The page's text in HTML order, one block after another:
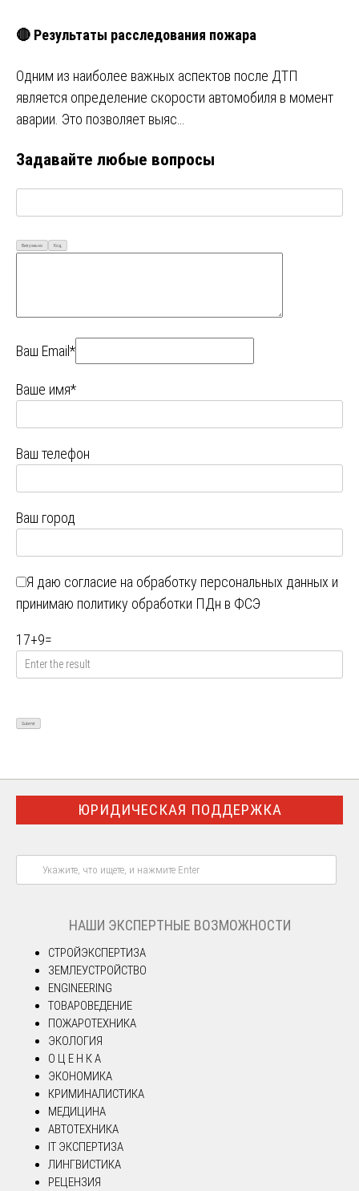
🔴 Результаты расследования пожара
Одним из наиболее важных аспектов после ДТП
является определение скорости автомобиля в момент
аварии. Это позволяет выяс…
Задавайте любые вопросы
Визуально Код
Ваш Email*
Ваше имя*
Ваш телефон
Ваш город
Я даю согласие на обработку персональных данных и
принимаю политику обработки ПДн в ФСЭ
17+9=
ЮРИДИЧЕСКАЯ ПОДДЕРЖКА
НАШИ ЭКСПЕРТНЫЕ ВОЗМОЖНОСТИ
СТРОЙЭКСПЕРТИЗА
ЗЕМЛЕУСТРОЙСТВО
ENGINEERING
ТОВАРОВЕДЕНИЕ
ПОЖАРОТЕХНИКА
ЭКОЛОГИЯ
О Ц Е Н К А
ЭКОНОМИКА
КРИМИНАЛИСТИКА
МЕДИЦИНА
АВТОТЕХНИКА
IT ЭКСПЕРТИЗА
ЛИНГВИСТИКА
РЕЦЕНЗИЯ